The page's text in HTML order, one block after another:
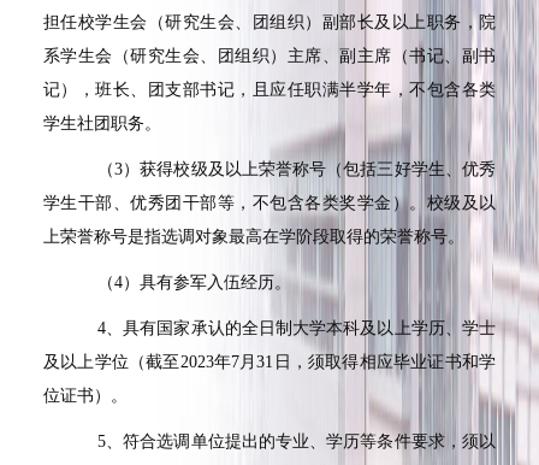
担任校学生会（研究生会、团组织）副部长及以上职务，院
系学生会（研究生会、团组织）主席、副主席（书记、副书
记），班长、团支部书记，且应任职满半学年，不包含各类
学生社团职务。
（3）获得校级及以上荣誉称号（包括三好学生、优秀
学生干部、优秀团干部等，不包含各类奖学金）。校级及以
上荣誉称号是指选调对象最高在学阶段取得的荣誉称号。
（4）具有参军入伍经历。
4、具有国家承认的全日制大学本科及以上学历、学士
及以上学位（截至 2023年7月31 日，须取得相应毕业证书和学
位证书）。
5、符合选调单位提出的专业、学历等条件要求，须以